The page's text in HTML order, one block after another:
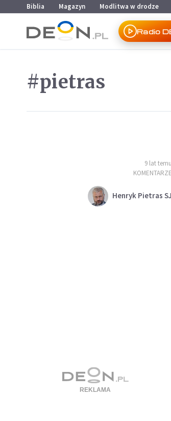
Przejdź do menu głównego
Przejdź do treści
Biblia Magazyn Modlitwa w drodze
Radio
#pietras
9 lat temu
KOMENTARZE
Henryk Pietras SJ